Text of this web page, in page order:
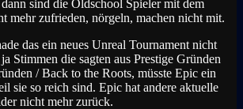
sind die Oldschool Spieler mit dem
mehr zufrieden, nörgeln, machen nicht mit.
das ein neues Unreal Tournament nicht
Stimmen die sagten aus Prestige Gründen
/ Back to the Roots, müsste Epic ein
sie so reich sind. Epic hat andere aktuelle
nicht mehr zurück.